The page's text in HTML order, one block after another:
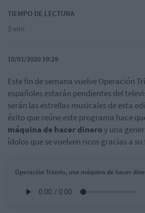
TIEMPO DE LECTURA
3 min
10/01/2020 19:28
Este fin de semana vuelve Operación
españoles estarán pendientes del
serán las estrellas musicales de esta
éxito que reúne este programa hace
máquina de hacer dineroy una
ídolos que se vuelven ricos gracias a
Operación Triunfo, una máquina de hacer